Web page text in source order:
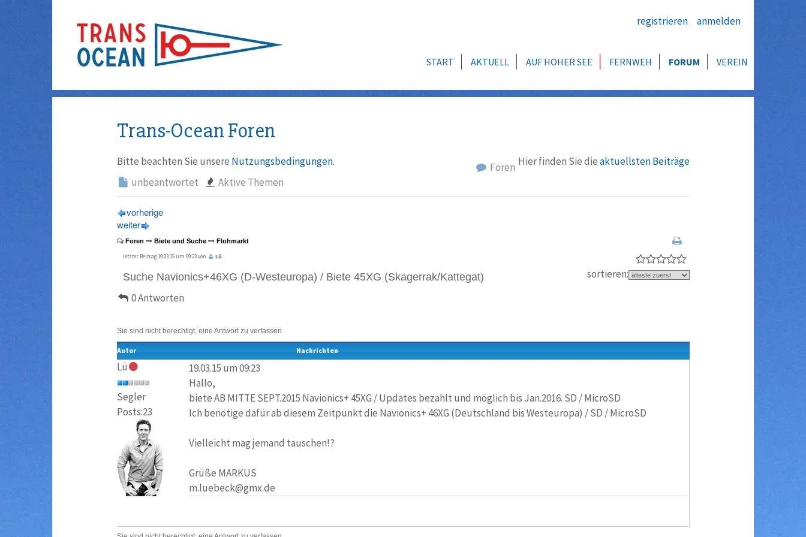
registrieren anmelden
START AKTUELL AUF HOHER SEE FERNWEH FORUM VEREIN
Trans-Ocean Foren
Bitte beachten Sie unsere Nutzungsbedingungen. Hier finden Sie dieaktuellsten Beiträge
Foren
unbeantwortet
Aktive Themen
vorherige
weiter
Foren Biete und Suche Flohmarkt
letzter Beitrag 19.03.15 um 09:23 von Lü
Suche Navionics+46XG (D-Westeuropa) / Biete 45XG (Skagerrak/Kattegat)
0 Antworten
sortieren:
Sie sind nicht berechtigt, eine Antwort zu verfassen.
Autor Nachrichten
Lü
Segler
Posts:23
19.03.15 um 09:23
Hallo,
biete AB MITTE SEPT.2015 Navionics+ 45XG / Updates bezahlt und möglich bis Jan.2016. SD / MicroSD
Ich benötige dafür ab diesem Zeitpunkt die Navionics+ 46XG (Deutschland bis Westeuropa) / SD / MicroSD
Vielleicht mag jemand tauschen!?
Grüße MARKUS
m.luebeck@gmx.de